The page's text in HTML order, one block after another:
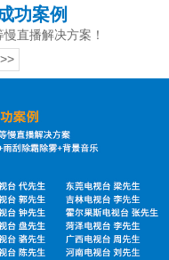
功案例
直播解决方案！